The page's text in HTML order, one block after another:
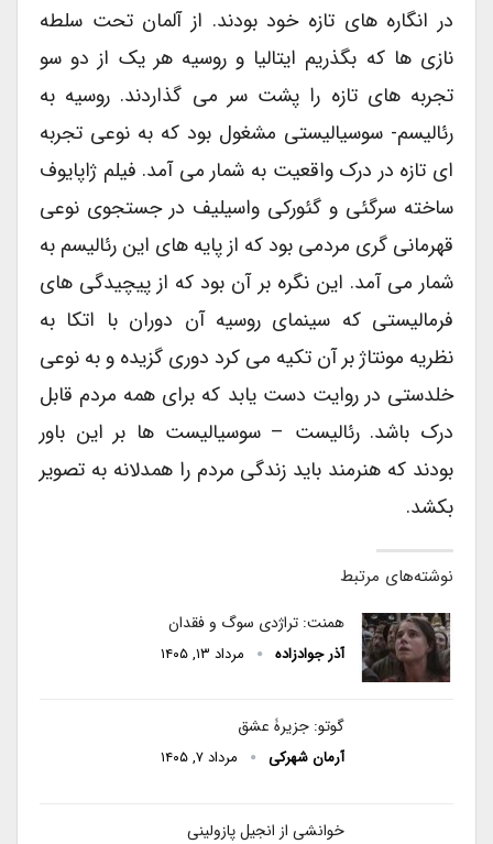
در انگاره های تازه خود بودند. از آلمان تحت سلطه
نازی ها که بگذریم ایتالیا و روسیه هر یک از دو سو
تجربه های تازه را پشت سر می گذاردند. روسیه به
رئالیسم- سوسیالیستی مشغول بود که به نوعی تجربه
ای تازه در درک واقعیت به شمار می آمد. فیلم ژاپایوف
ساخته سرگئی و گئورکی واسیلیف در جستجوی نوعی
قهرمانی گری مردمی بود که از پایه های این رئالیسم به
شمار می آمد. این نگره بر آن بود که از پیچیدگی های
فرمالیستی که سینمای روسیه آن دوران با اتکا به
نظریه مونتاژ بر آن تکیه می کرد دوری گزیده و به نوعی
خلدستی در روایت دست یابد که برای همه مردم قابل
درک باشد. رئالیست – سوسیالیست ها بر این باور
بودند که هنرمند باید زندگی مردم را همدلانه به تصویر
بکشد.
نوشته‌های مرتبط
همنت: تراژدی سوگ و فقدان
آذر جوادزاده مرداد ۱۳, ۱۴۰۵
گوتو: جزیرۀ عشق
آرمان شهرکی مرداد ۷, ۱۴۰۵
خوانشی از انجیل پازولینی